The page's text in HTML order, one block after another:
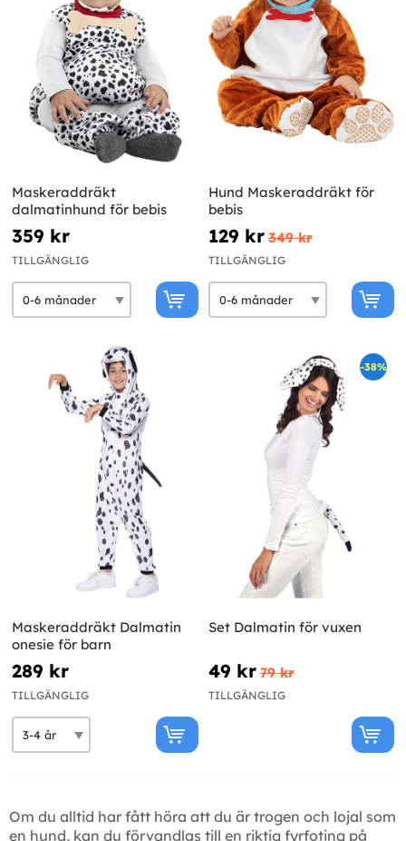
Maskeraddräkt
dalmatinhund för bebis
359 kr
TILLGÄNGLIG
Hund Maskeraddräkt för
bebis
129 kr 349 kr
TILLGÄNGLIG
Maskeraddräkt Dalmatin
onesie för barn
289 kr
TILLGÄNGLIG
-38%
Set Dalmatin för vuxen
49 kr 79 kr
TILLGÄNGLIG
Om du alltid har fått höra att du är trogen och lojal som
en hund, kan du förvandlas till en riktig fyrfoting på